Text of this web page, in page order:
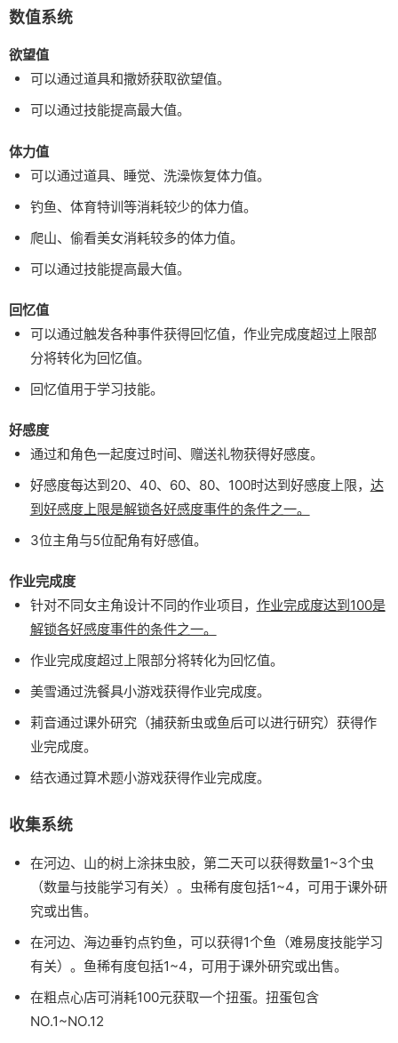
数值系统
欲望值
可以通过道具和撒娇获取欲望值。
可以通过技能提高最大值。
体力值
可以通过道具、睡觉、洗澡恢复体力值。
钓鱼、体育特训等消耗较少的体力值。
爬山、偷看美女消耗较多的体力值。
可以通过技能提高最大值。
回忆值
可以通过触发各种事件获得回忆值，作业完成度超过上限部
分将转化为回忆值。
回忆值用于学习技能。
好感度
通过和角色一起度过时间、赠送礼物获得好感度。
好感度每达到20、40、60、80、100时达到好感度上限， 达
到好感度上限是解锁各好感度事件的条件之一。
3位主角与5位配角有好感值。
作业完成度
针对不同女主角设计不同的作业项目， 作业完成度达到100是
解锁各好感度事件的条件之一。
作业完成度超过上限部分将转化为回忆值。
美雪通过洗餐具小游戏获得作业完成度。
莉音通过课外研究（捕获新虫或鱼后可以进行研究）获得作
业完成度。
结衣通过算术题小游戏获得作业完成度。
收集系统
在河边、山的树上涂抹虫胶，第二天可以获得数量1~3个虫
（数量与技能学习有关）。虫稀有度包括1~4，可用于课外研
究或出售。
在河边、海边垂钓点钓鱼，可以获得1个鱼（难易度技能学习
有关）。鱼稀有度包括1~4，可用于课外研究或出售。
在粗点心店可消耗100元获取一个扭蛋。扭蛋包含
NO.1~NO.12